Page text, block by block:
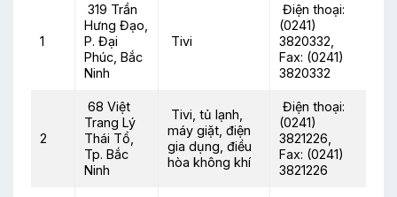
1
319 Trần
Hưng Đạo,
P. Đại
Phúc, Bắc
Ninh
Tivi
Điện thoại:
(0241)
3820332,
Fax: (0241)
3820332
2
68 Việt
Trang Lý
Thái Tổ,
Tp. Bắc
Ninh
Tivi, tủ lạnh,
máy giặt, điện
gia dụng, điều
hòa không khí
Điện thoại:
(0241)
3821226,
Fax: (0241)
3821226